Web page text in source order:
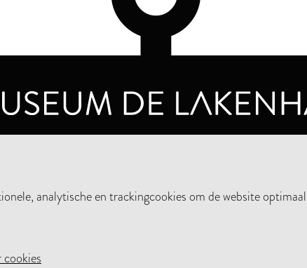
analytische en trackingcookies om de website
cookies